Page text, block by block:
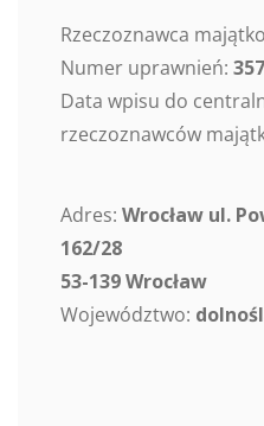
Rzeczoznawca
Numer uprawnień:
Data wpisu do
rzeczoznawców
Adres: Wrocław ul.
162/28
53-139 Wrocław
Województwo: